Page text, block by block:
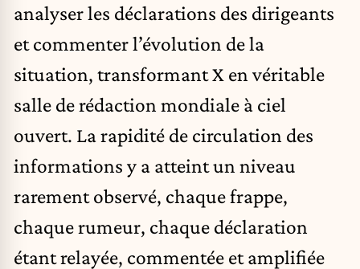
analyser les déclarations des dirigeants
et commenter l’évolution de la
situation, transformantX en véritable
salle de rédaction mondiale à ciel
ouvert. La rapidité de circulation des
informations y a atteint un niveau
rarement observé, chaque frappe,
chaque rumeur, chaque déclaration
étant relayée, commentée et amplifiée